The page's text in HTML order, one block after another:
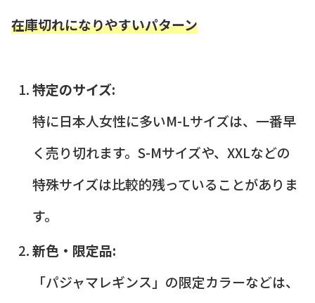
在庫切れになりやすいパターン
特定のサイズ:
特に日本人女性に多いM-Lサイズは、一番早
く売り切れます。S-Mサイズや、XXLなどの
特殊サイズは比較的残っていることがありま
す。
新色・限定品:
「パジャマレギンス」の限定カラーなどは、